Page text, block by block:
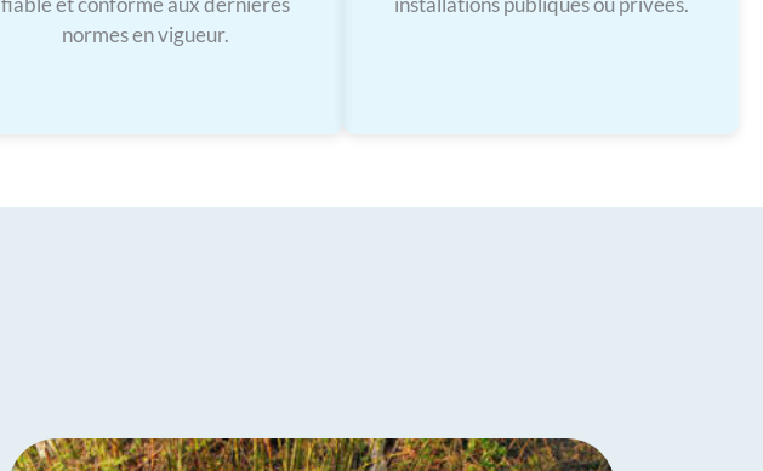
normes en vigueur.